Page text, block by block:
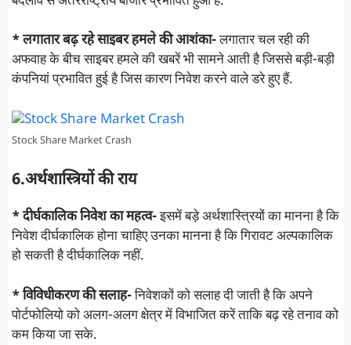
* लगातार बढ़ रहे साइबर हमले की आशंका-लगातार चल रही की
अफवाह के बीच साइबर हमले की खबरें भी सामने आती है जिससे बड़ी-बड़ी
कंपनियां प्रभावित हुई है जिस कारण निवेश करने वाले डरे हुए हैं.
Stock Share Market Crash
6.अर्थशास्त्रियों की राय
* दीर्घकालिक निवेश का महत्व-इसमें बड़े अर्थशास्त्रियों का मानना है कि
निवेश दीर्घकालिक होना चाहिए उनका मानना है कि गिरावट अल्पकालिक
हो सकती है दीर्घकालिक नहीं.
* विविधीकरण की सलाह-निवेशकों को सलाह दी जाती है कि अपने
पोर्टफोलियो को अलग-अलग क्षेत्र में विभाजित करें ताकि बढ़ रहे तनाव को
कम किया जा सके.